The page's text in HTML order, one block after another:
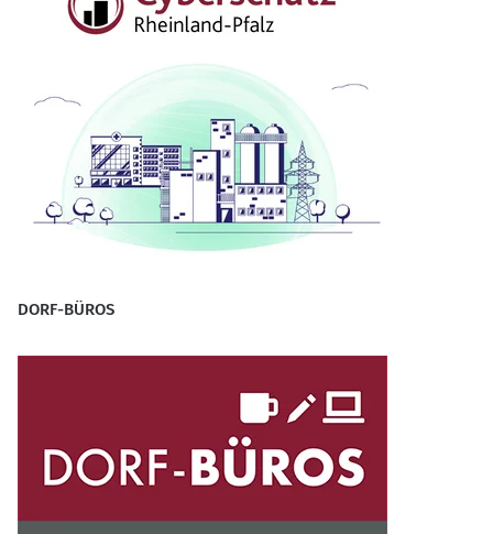
DORF-BÜROS